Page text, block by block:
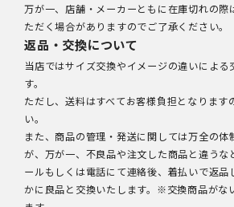
万が一、店舗・メーカーともに在庫切れの際
ただく場合がありますのでご了承ください。
返品・交換について
当店ではサイズ交換やイメージの違いによる
す。
ただし、送料はすべてお客様負担となります
い。
また、商品の管理・発送に関しては万全の体
が、万が一、不良品や注文した商品と違うな
ールもしくは電話にて連絡後、着払いで返品
かに良品と交換いたします。※交換商品がな